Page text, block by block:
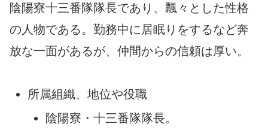
陰陽寮十三番隊隊長であり、飄々とした性格
の人物である。勤務中に居眠りをするなど奔
放な一面があるが、仲間からの信頼は厚い。
所属組織、地位や役職
陰陽寮・十三番隊隊長。